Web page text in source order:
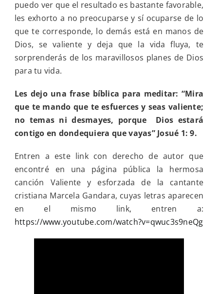
puedo ver que el resultado es bastante favorable,
les exhorto a no preocuparse y sí ocuparse de lo
que te corresponde, lo demás está en manos de
Dios, se valiente y deja que la vida fluya, te
sorprenderás de los maravillosos planes de Dios
para tu vida.
Les dejo una frase bíblica para meditar: “Mira
que te mando que te esfuerces y seas valiente;
no temas ni desmayes, porque Dios estará
contigo en dondequiera que vayas” Josué 1: 9.
Entren a este link con derecho de autor que
encontré en una página pública la hermosa
canción Valiente y esforzada de la cantante
cristiana Marcela Gandara, cuyas letras aparecen
en el mismo link, entren a:
https://www.youtube.com/watch?v=qwuc3s9neQg